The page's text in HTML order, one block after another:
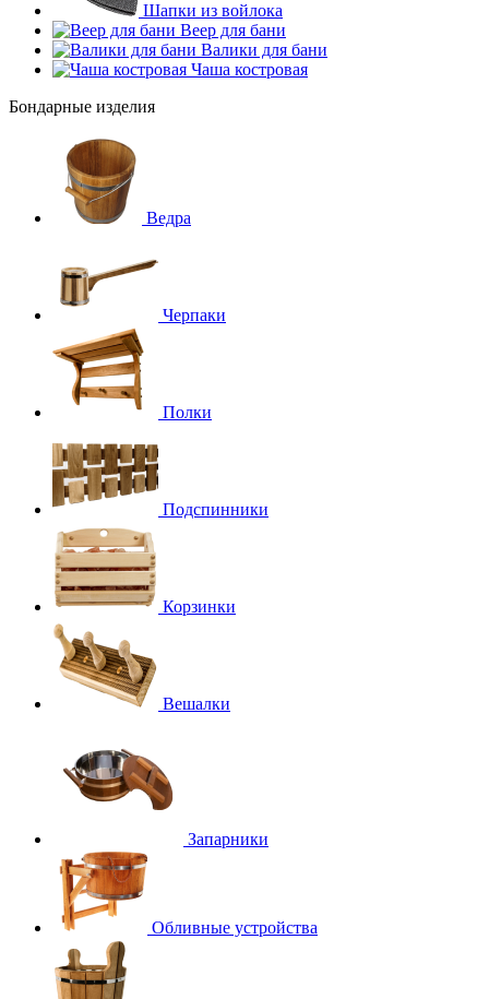
Шапки из войлока
Веер для бани
Валики для бани
Чаша костровая
Бондарные изделия
Ведра
Черпаки
Полки
Подспинники
Корзинки
Вешалки
Запарники
Обливные устройства